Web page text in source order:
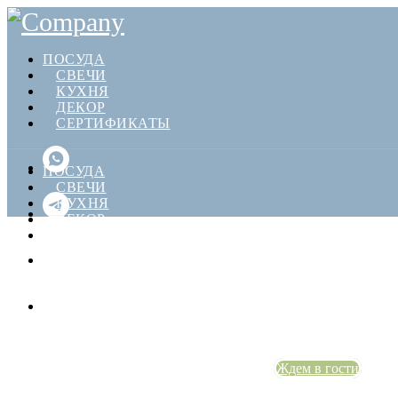
ПОСУДА
СВЕЧИ
КУХНЯ
ДЕКОР
СЕРТИФИКАТЫ
Ждем в гости
ПОСУДА
СВЕЧИ
КУХНЯ
ДЕКОР